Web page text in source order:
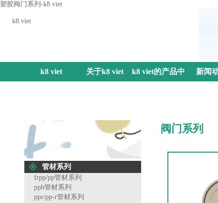
塑胶阀门系列-k8 viet
k8 viet
k8 viet 关于k8 viet k8 viet的产品中 新闻
管材系列
frpp/pp管材系列
pph管材系列
ppr/pp-r管材系列
阀门系列